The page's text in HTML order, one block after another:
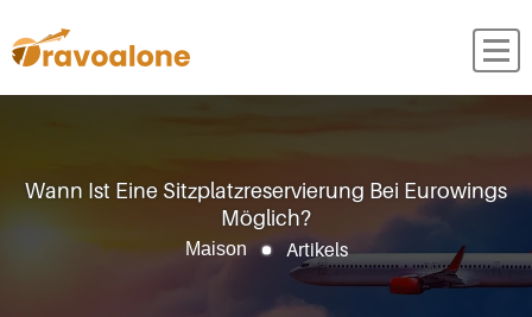
Wann Ist Eine Sitzplatzreservierung Bei Eurowings
Möglich?
Maison Artikels